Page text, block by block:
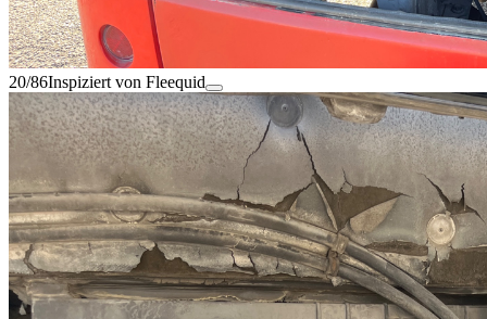
20/86Inspiziert von Fleequid